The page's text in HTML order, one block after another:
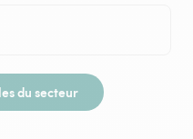
du secteur